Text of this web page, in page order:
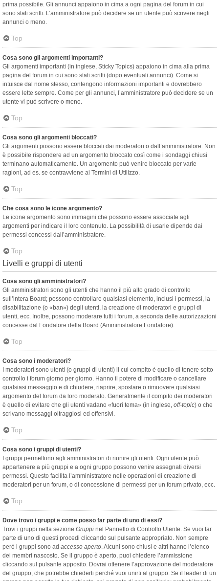
prima possibile. Gli annunci appaiono in cima a ogni pagina del forum in cui
sono stati scritti. L’amministratore può decidere se un utente può scrivere negli
annunci o meno.
Top
Cosa sono gli argomenti importanti?
Gli argomenti importanti (in inglese, Sticky Topics) appaiono in cima alla prima
pagina del forum in cui sono stati scritti (dopo eventuali annunci). Come si
intuisce dal nome stesso, contengono informazioni importanti e dovrebbero
essere lette sempre. Come per gli annunci, l’amministratore può decidere se un
utente vi può scrivere o meno.
Top
Cosa sono gli argomenti bloccati?
Gli argomenti possono essere bloccati dai moderatori o dall’amministratore. Non
è possibile rispondere ad un argomento bloccato così come i sondaggi chiusi
terminano automaticamente. Un argomento può venire bloccato per varie
ragioni, ad es. se contravviene ai Termini di Utilizzo.
Top
Che cosa sono le icone argomento?
Le icone argomento sono immagini che possono essere associate agli
argomenti per indicare il loro contenuto. La possibilità di usarle dipende dai
permessi concessi dall’amministratore.
Top
Livelli e gruppi di utenti
Cosa sono gli amministratori?
Gli amministratori sono gli utenti che hanno il più alto grado di controllo
sull’intera Board; possono controllare qualsiasi elemento, inclusi i permessi, la
disabilitazione (o «ban») degli utenti, la creazione di moderatori e gruppi di
utenti, ecc. Inoltre, possono moderare tutti i forum, a seconda delle autorizzazioni
concesse dal Fondatore della Board (Amministratore Fondatore).
Top
Cosa sono i moderatori?
I moderatori sono utenti (o gruppi di utenti) il cui compito è quello di tenere sotto
controllo i forum giorno per giorno. Hanno il potere di modificare o cancellare
qualsiasi messaggio e di chiudere, riaprire, spostare o rimuovere qualsiasi
argomento del forum da loro moderato. Generalmente il compito dei moderatori
è quello di evitare che gli utenti vadano «fuori tema» (in inglese, off-topic) o che
scrivano messaggi oltraggiosi ed offensivi.
Top
Cosa sono i gruppi di utenti?
I gruppi permettono agli amministratori di riunire gli utenti. Ogni utente può
appartenere a più gruppi e a ogni gruppo possono venire assegnati diversi
permessi. Questo facilita l’amministratore nelle operazioni di creazione di
moderatori per un forum, o di concessione di permessi per un forum privato, ecc.
Top
Dove trovo i gruppi e come posso far parte di uno di essi?
Trovi i gruppi nella sezione Gruppi nel Pannello di Controllo Utente. Se vuoi far
parte di uno di questi procedi cliccando sul pulsante appropriato. Non sempre
però i gruppi sono ad accesso aperto. Alcuni sono chiusi e altri hanno l’elenco
dei membri nascosto. Se il gruppo è aperto, puoi chiedere l’ammissione
cliccando sul pulsante apposito. Dovrai ottenere l’approvazione del moderatore
del gruppo, che potrebbe chiederti perché vuoi unirti al gruppo. Se il leader di un